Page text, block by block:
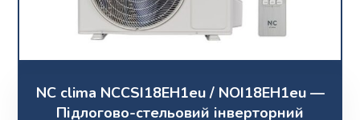
NC clima NCCSI18EH1eu / NOI18EH1eu —
Підлогово-стельовий інверторний